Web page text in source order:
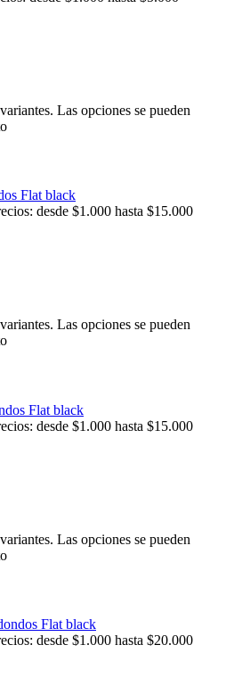
Las opciones se pueden
Flat black
desde $1.000 hasta $15.000
Las opciones se pueden
Flat black
desde $1.000 hasta $15.000
Las opciones se pueden
Flat black
desde $1.000 hasta $20.000